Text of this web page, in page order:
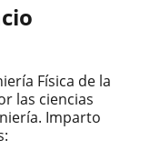
Física de la
las ciencias
Imparto